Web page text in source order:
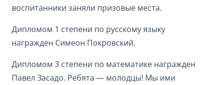
воспитанники заняли призовые места.
Дипломом 1 степени по русскому языку
награжден Симеон Покровский.
Дипломом 3 степени по математике награжден
Павел Засадо. Ребята — молодцы! Мы ими